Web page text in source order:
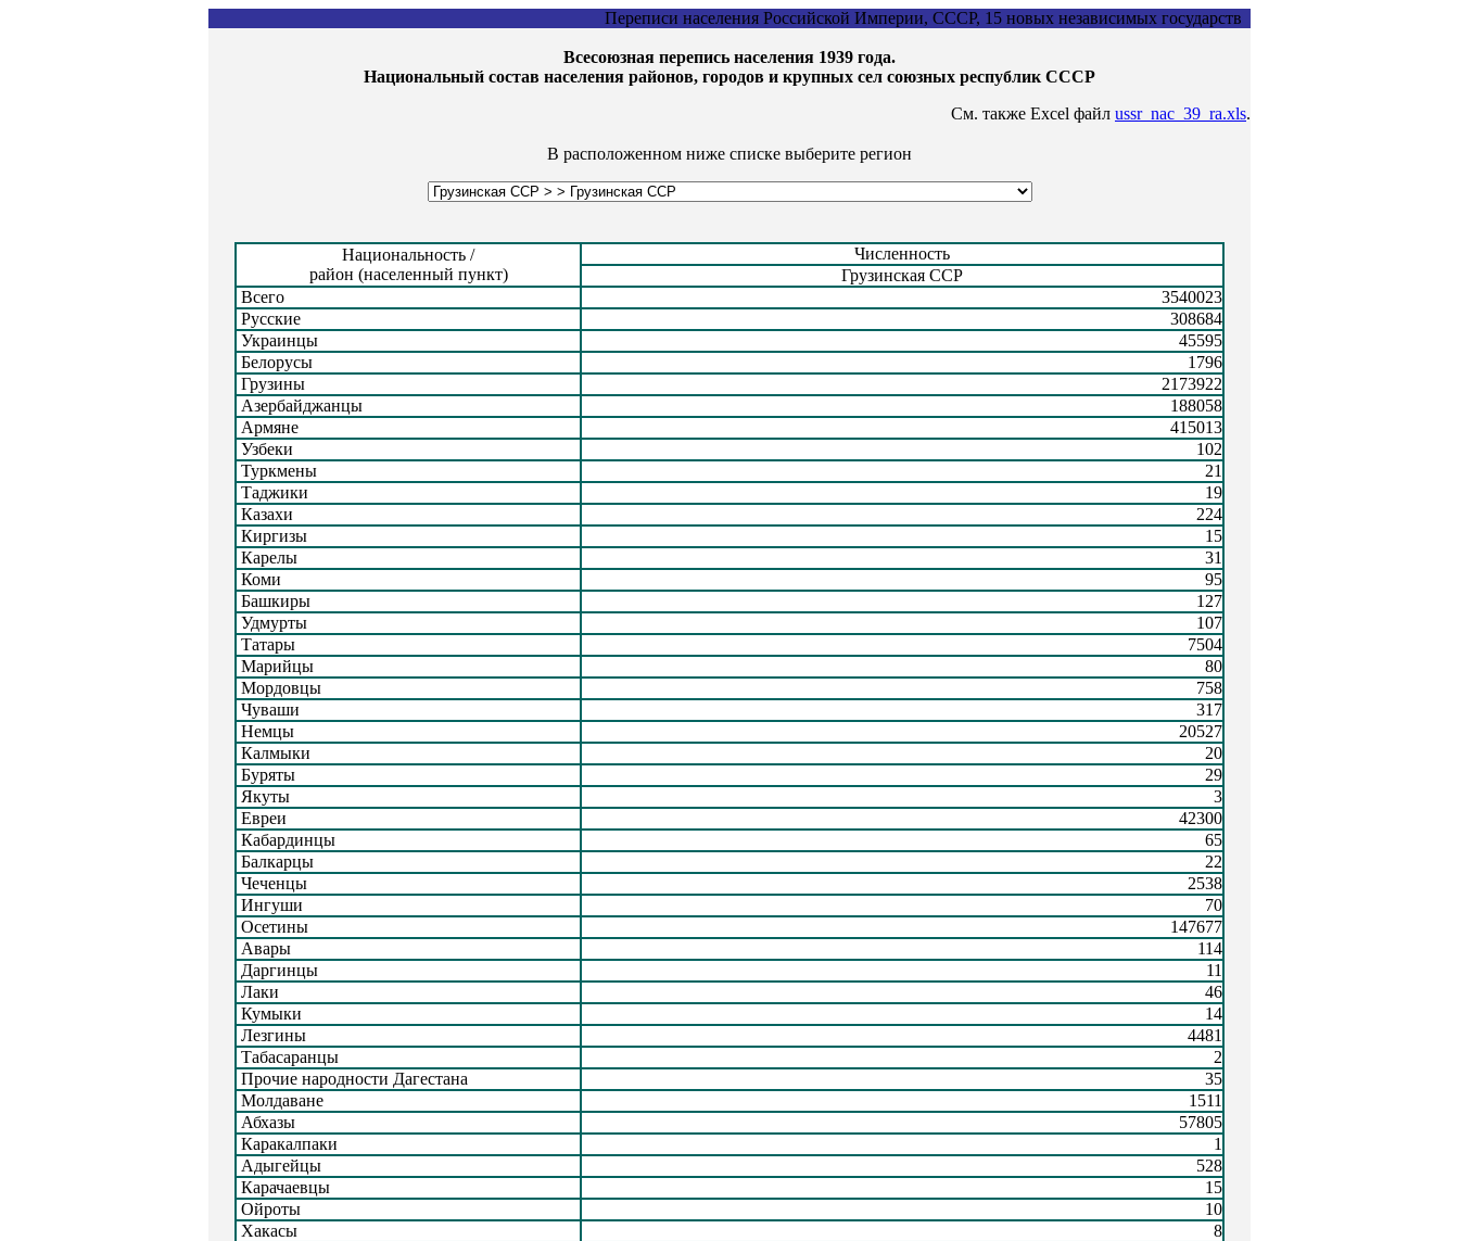
Переписи населения Российской Империи, СССР, 15 новых независимых государств
Всесоюзная перепись населения 1939 года.
Национальный состав населения районов, городов и крупных сел союзных республик СССР
См. также Excel файл ussr_nac_39_ra.xls.
В расположенном ниже списке выберите регион
Национальность /
район (населенный пункт)
Численность
Грузинская ССР
Всего
3540023
Русские
308684
Украинцы
45595
Белорусы
1796
Грузины
2173922
Азербайджанцы
188058
Армяне
415013
Узбеки
102
Туркмены
21
Таджики
19
Казахи
224
Киргизы
15
Карелы
31
Коми
95
Башкиры
127
Удмурты
107
Татары
7504
Марийцы
80
Мордовцы
758
Чуваши
317
Немцы
20527
Калмыки
20
Буряты
29
Якуты
3
Евреи
42300
Кабардинцы
65
Балкарцы
22
Чеченцы
2538
Ингуши
70
Осетины
147677
Авары
114
Даргинцы
11
Лаки
46
Кумыки
14
Лезгины
4481
Табасаранцы
2
Прочие народности Дагестана
35
Молдаване
1511
Абхазы
57805
Каракалпаки
1
Адыгейцы
528
Карачаевцы
15
Ойроты
10
Хакасы
8